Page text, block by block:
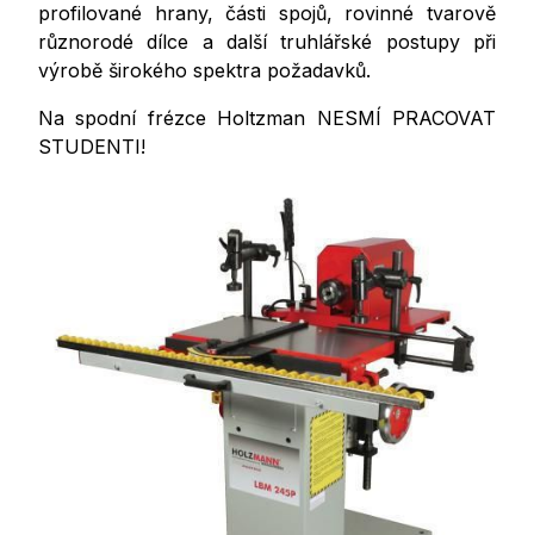
profilované hrany, části spojů, rovinné tvarově
různorodé dílce a další truhlářské postupy při
výrobě širokého spektra požadavků.
Na spodní frézce Holtzman NESMÍ PRACOVAT
STUDENTI!